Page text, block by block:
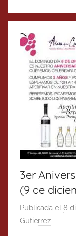
3er
(9 de
Publicada el 8
Gutierrez